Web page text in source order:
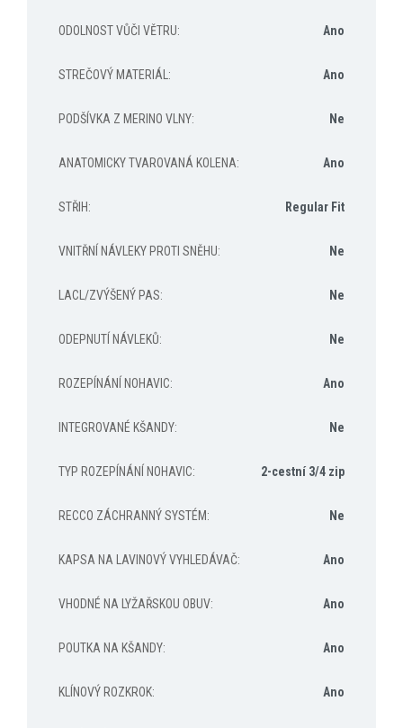
ODOLNOST VŮČI VĚTRU: Ano
STREČOVÝ MATERIÁL : Ano
PODŠÍVKA Z MERINO VLNY: Ne
ANATOMICKY TVAROVANÁ KOLENA: Ano
STŘIH: Regular Fit
VNITŘNÍ NÁVLEKY PROTI SNĚHU: Ne
LACL/ZVÝŠENÝ PAS: Ne
ODEPNUTÍ NÁVLEKŮ: Ne
ROZEPÍNÁNÍ NOHAVIC: Ano
INTEGROVANÉ KŠANDY: Ne
TYP ROZEPÍNÁNÍ NOHAVIC: 2-cestní 3/4 zip
RECCO ZÁCHRANNÝ SYSTÉM: Ne
KAPSA NA LAVINOVÝ VYHLEDÁVAČ: Ano
VHODNÉ NA LYŽAŘSKOU OBUV: Ano
POUTKA NA KŠANDY: Ano
KLÍNOVÝ ROZKROK: Ano